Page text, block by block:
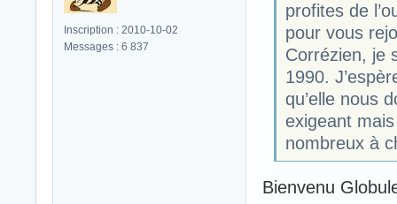
Inscription : 2010-10-02
Messages : 6 837
profites de
pour vous
Corrézien, je
1990.
qu’elle nous
exigeant
nombreux à
Bienvenu